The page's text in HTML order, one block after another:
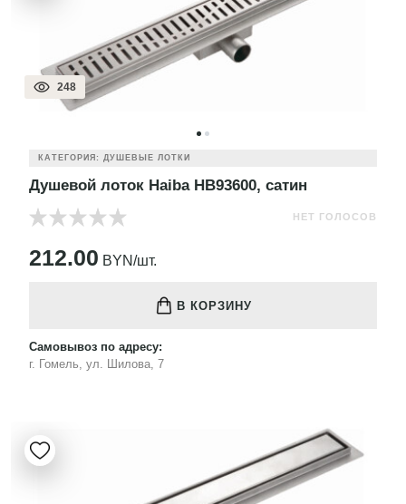
248
КАТЕГОРИЯ: ДУШЕВЫЕ ЛОТКИ
Душевой лоток Haiba HB93600, сатин
НЕТ ГОЛОСОВ
212.00 BYN/шт.
В КОРЗИНУ
Самовывоз по адресу:
г. Гомель, ул. Шилова, 7